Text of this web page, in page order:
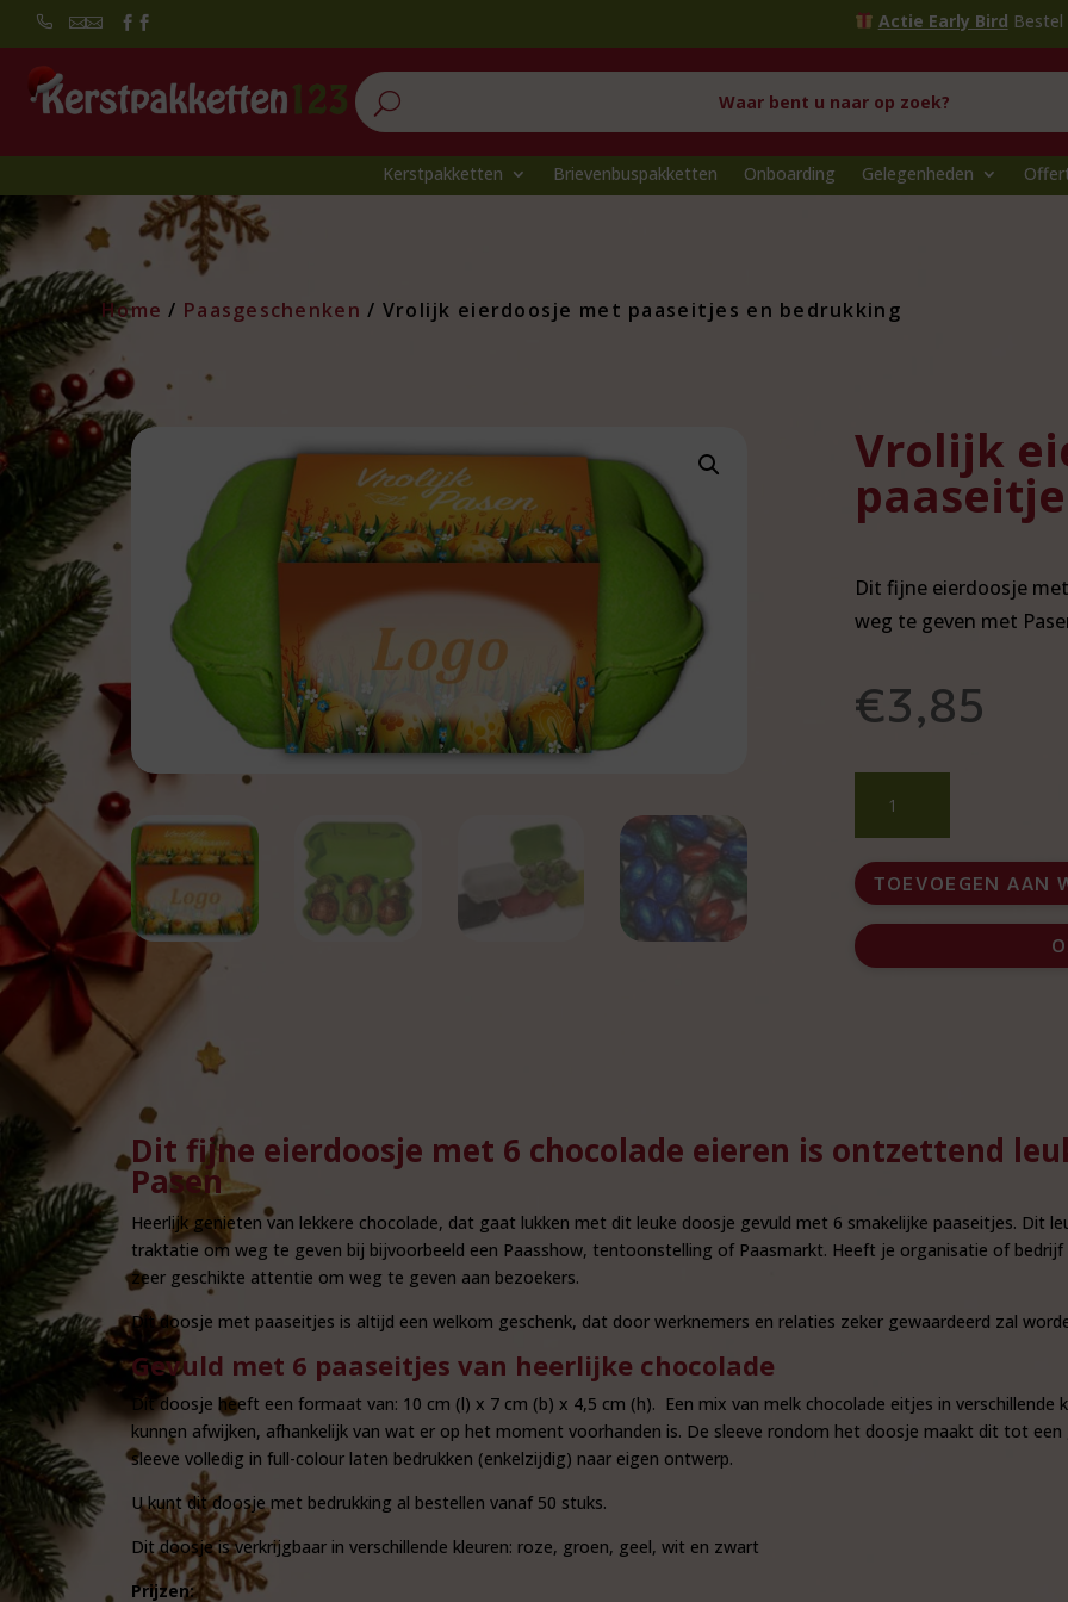
  Actie Early BirdBestel voor1
U
Kerstpakketten Brievenbuspakketten Onboarding Gelegenheden
Home / Paasgeschenken / Vrolijk eierdoosje met paaseitjes en bedrukking
Vrolijk
Dit fijne eierdoosje
weg te geven met
€3,85
eierdoosje
met
paaseitjes
en
bedrukking
aantal
TOEVOEGEN AAN
Dit fijne eierdoosje met 6 chocolade eieren is ontzettend
Pasen
Heerlijk genieten van lekkere chocolade, dat gaat lukken met dit leuke doosje gevuld met 6 smakelijke paaseitjes. Dit
traktatie om weg te geven bij bijvoorbeeld een Paasshow, tentoonstelling of Paasmarkt. Heeft je organisatie of
zeer geschikte attentie om weg te geven aan bezoekers.
Dit doosje met paaseitjes is altijd een welkom geschenk, dat door werknemers en relaties zeker gewaardeerd zal
Gevuld met 6 paaseitjes van heerlijke chocolade
Dit doosje heeft een formaat van: 10 cm (l) x 7 cm (b) x 4,5 cm (h). Een mix van melk chocolade eitjes in verschillende
kunnen afwijken, afhankelijk van wat er op het moment voorhanden is. De sleeve rondom het doosje maakt dit tot
sleeve volledig in full-colour laten bedrukken (enkelzijdig) naar eigen ontwerp.
U kunt dit doosje met bedrukking al bestellen vanaf 50 stuks.
Dit doosje is verkrijgbaar in verschillende kleuren: roze, groen, geel, wit en zwart
Prijzen: